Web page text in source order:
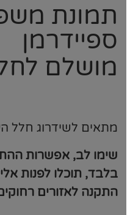
תמונת
ספיידרמן
מושלם
מתאים לשידרוג חלל
שימו לב, אפשרות
בלבד, תוכלו לפנות
התקנה לאזורים